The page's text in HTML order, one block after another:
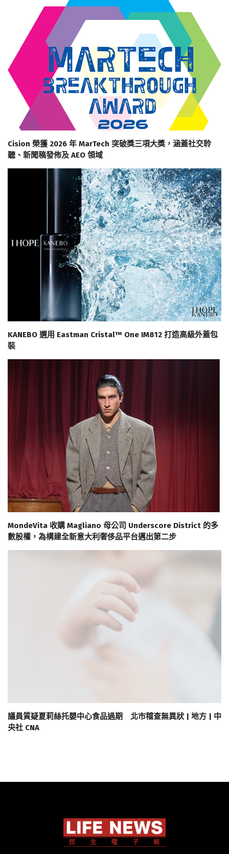
Cision 榮獲 2026 年 MarTech 突破獎三項大獎，涵蓋社交聆
聽、新聞稿發佈及 AEO 領域
KANEBO 選用 Eastman Cristal™ One IM812 打造高級外蓋包
裝
MondeVita 收購 Magliano 母公司 Underscore District 的多
數股權，為構建全新意大利奢侈品平台邁出第二步
議員質疑夏莉絲托嬰中心食品過期 北市稽查無異狀 | 地方 | 中
央社 CNA